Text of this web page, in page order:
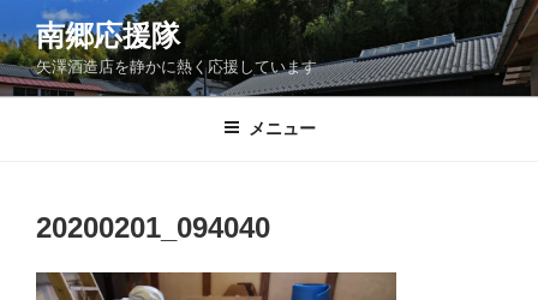
ン
テ
ン
南郷応援隊
矢澤酒造店を静かに熱く応援しています
メニュー
20200201_094040